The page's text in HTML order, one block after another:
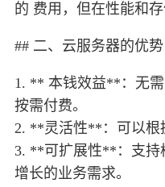
的 费用，但在性能和存
## 二、云服务器的优势
1. ** 本钱效益**：无
按需付费。
2. **灵活性**：可以根
3. **可扩展性**：支持
增长的业务需求。